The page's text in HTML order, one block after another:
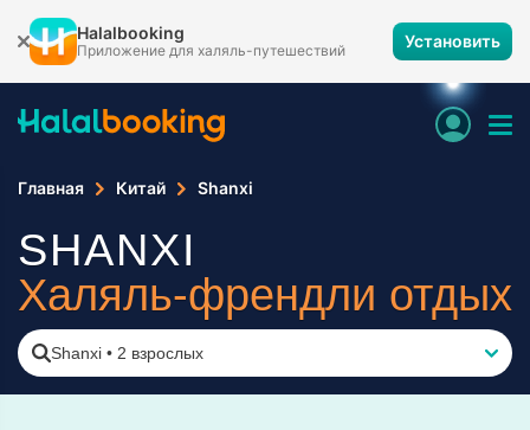
Halalbooking
Приложение для халяль-путешествий Установить
Главная Китай Shanxi
SHANXI
Халяль-френдли отдых
Shanxi • 2 взрослых